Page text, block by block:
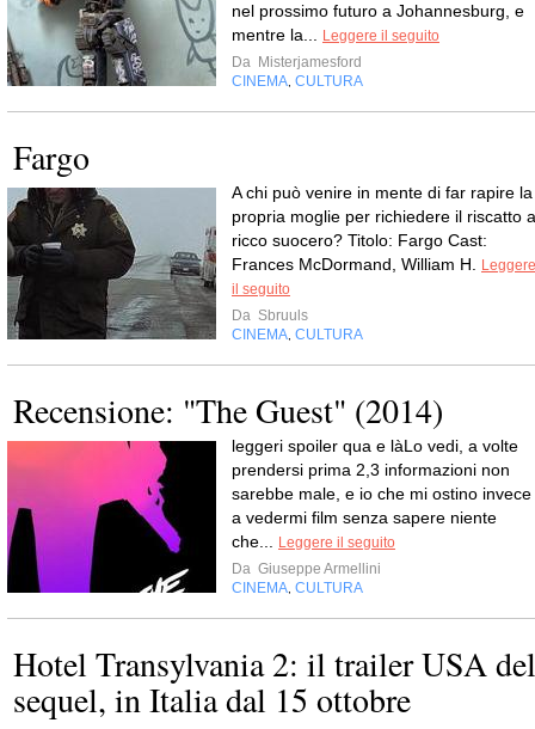
nel prossimo futuro a Johannesburg, e
mentre la...
Leggere il seguito
Da Misterjamesford
CINEMA CULTURA
Fargo
A chi può venire in mente di far rapire la
propria moglie per richiedere il riscatto
ricco suocero? Titolo: Fargo Cast:
Frances McDormand, William H.
Leggere
il seguito
Da Sbruuls
CINEMA CULTURA
Recensione: "The Guest" (2014)
leggeri spoiler qua e làLo vedi, a volte
prendersi prima 2,3 informazioni non
sarebbe male, e io che mi ostino invece
a vedermi film senza sapere niente
che...
Leggere il seguito
Da Giuseppe Armellini
CINEMA CULTURA
Hotel Transylvania 2: il trailer USA del
sequel, in Italia dal 15 ottobre